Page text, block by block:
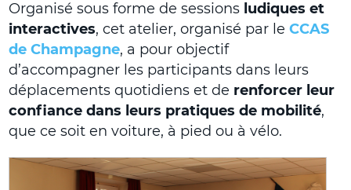
Organisé sous forme de sessions ludiques et
interactives, cet atelier, organisé par leCCAS
de Champagne, a pour objectif
d’accompagner les participants dans leurs
déplacements quotidiens et de renforcer leur
confiance dans leurs pratiques de mobilité,
que ce soit en voiture, à pied ou à vélo.